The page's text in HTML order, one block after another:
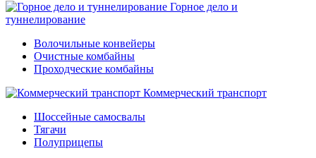
Горное дело и
туннелирование
Волочильные конвейеры
Очистные комбайны
Проходческие комбайны
Коммерческий транспорт
Шоссейные самосвалы
Тягачи
Полуприцепы